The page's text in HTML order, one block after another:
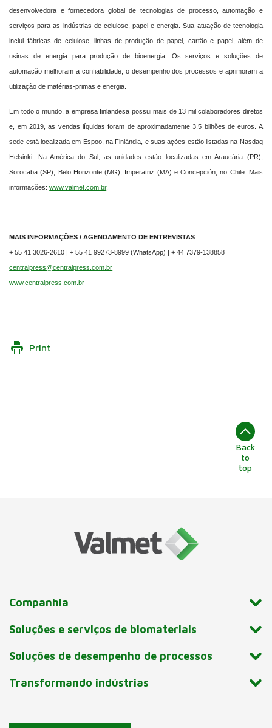
desenvolvedora e fornecedora global de tecnologias de processo, automação e
serviços para as indústrias de celulose, papel e energia. Sua atuação de tecnologia
inclui fábricas de celulose, linhas de produção de papel, cartão e papel, além de
usinas de energia para produção de bioenergia. Os serviços e soluções de
automação melhoram a confiabilidade, o desempenho dos processos e aprimoram a
utilização de matérias-primas e energia.
Em todo o mundo, a empresa finlandesa possui mais de 13 mil colaboradores diretos
e, em 2019, as vendas líquidas foram de aproximadamente 3,5 bilhões de euros. A
sede está localizada em Espoo, na Finlândia, e suas ações estão listadas na Nasdaq
Helsinki. Na América do Sul, as unidades estão localizadas em Araucária (PR),
Sorocaba (SP), Belo Horizonte (MG), Imperatriz (MA) e Concepción, no Chile. Mais
informações:www.valmet.com.br.
MAIS INFORMAÇÕES / AGENDAMENTO DE ENTREVISTAS
+ 55 41 3026-2610 | + 55 41 99273-8999 (WhatsApp) | + 44 7379-138858
centralpress@centralpress.com.br
www.centralpress.com.br
Print
Back
to
top
Companhia
Soluções e serviços de biomateriais
Soluções de desempenho de processos
Transformando indústrias